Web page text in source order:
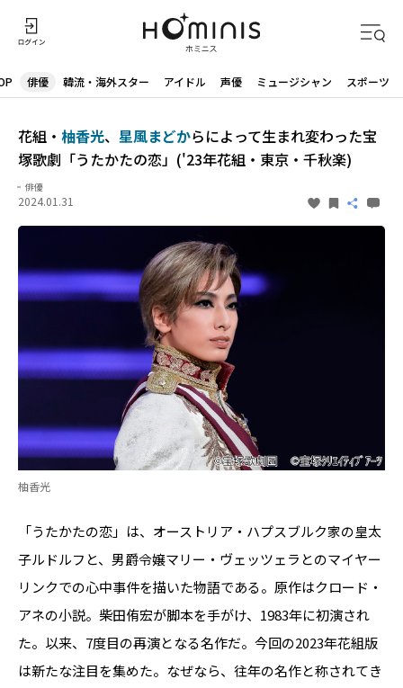
俳優 韓流・海外スター アイドル 声優 ミュージシャン スポーツ
花組・ 柚香光、 星風まどからによって生まれ変わった宝
塚歌劇「うたかたの恋」('23年花組・東京・千秋楽)
俳優
2024.01.31
柚香光
「うたかたの恋」は、オーストリア・ハプスブルク家の皇太
子ルドルフと、男爵令嬢マリー・ヴェッツェラとのマイヤー
リンクでの心中事件を描いた物語である。原作はクロード・
アネの小説。柴田侑宏が脚本を手がけ、1983年に初演され
た。以来、7度目の再演となる名作だ。今回の2023年花組版
は新たな注目を集めた。なぜなら、往年の名作と称されてき